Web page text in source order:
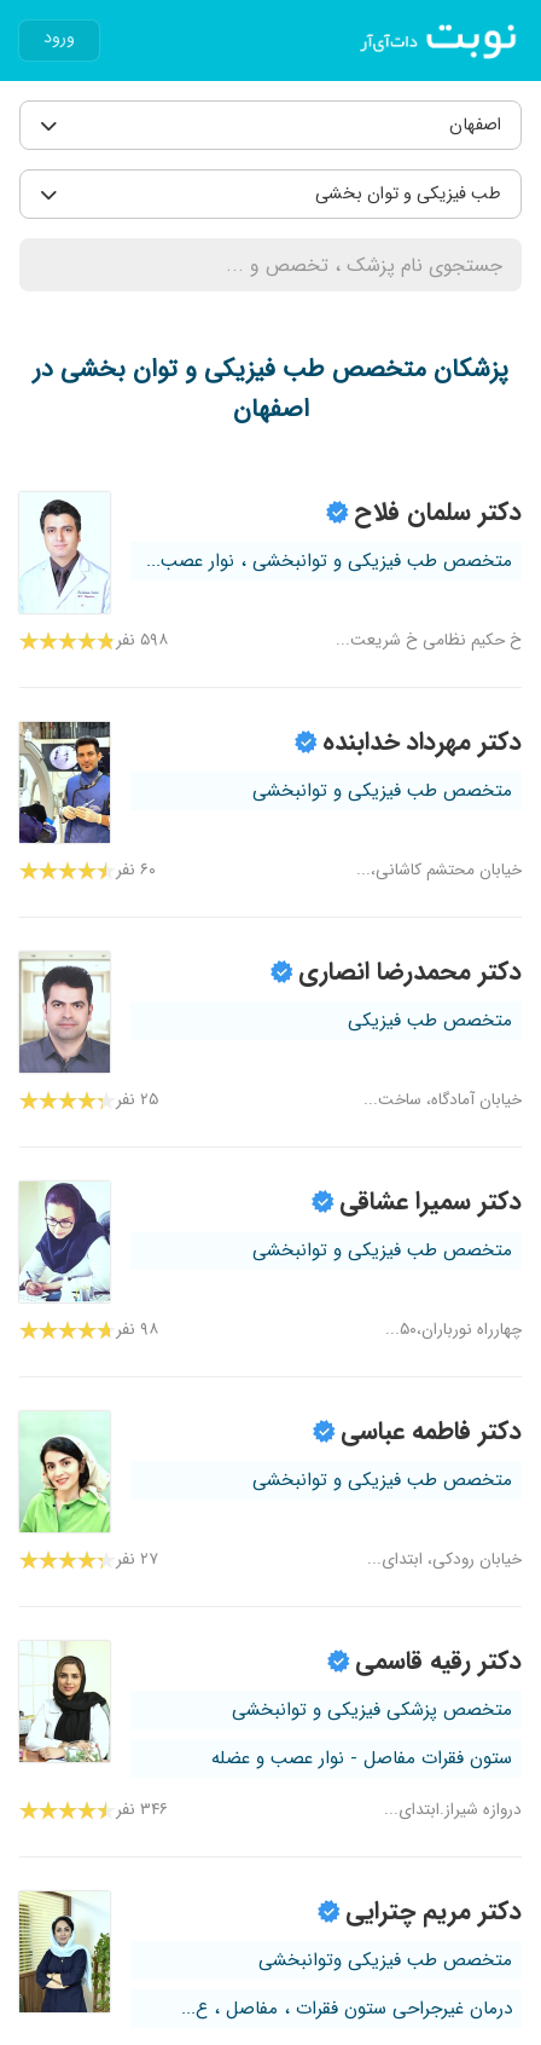
ورود
اصفهان
طب فیزیکی و توان بخشی
پزشکان متخصص طب فیزیکی و توان بخشی در
اصفهان
دکتر سلمان فلاح
متخصص طب فیزیکی و توانبخشی ، نوار عصب...
خ حکیم نظامی خ شریعت... ۵۹۸ نفر
دکتر مهرداد خدابنده
متخصص طب فیزیکی و توانبخشی
خیابان محتشم کاشانی،... ۶۰ نفر
دکتر محمدرضا انصاری
متخصص طب فیزیکی
خیابان آمادگاه، ساخت... ۲۵ نفر
دکتر سمیرا عشاقی
متخصص طب فیزیکی و توانبخشی
چهارراه نورباران،۵۰... ۹۸ نفر
دکتر فاطمه عباسی
متخصص طب فیزیکی و توانبخشی
خیابان رودکی، ابتدای... ۲۷ نفر
دکتر رقیه قاسمی
متخصص پزشکی فیزیکی و توانبخشی
ستون فقرات مفاصل - نوار عصب و عضله
دروازه شیراز.ابتدای... ۳۴۶ نفر
دکتر مریم چترایی
متخصص طب فیزیکی وتوانبخشی
درمان غیرجراحی ستون فقرات ، مفاصل ، ع...